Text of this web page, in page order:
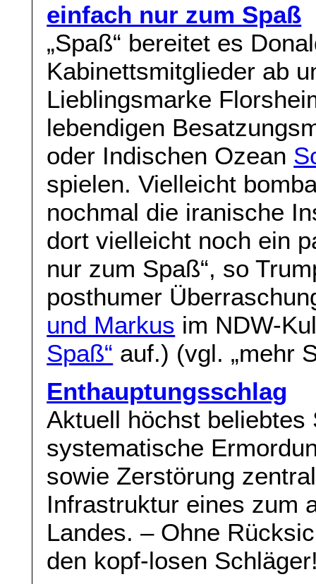
einfach nur zum Spaß
„Spaß“ bereitet es
Kabinettsmitglieder ab
Lieblingsmarke
lebendigen
oder Indischen Ozean
spielen. Vielleicht
nochmal die iranische
dort vielleicht noch ein
nur zum Spaß“, so
posthumer
und Markus im NDW-
Spaß“ auf.) (vgl. „mehr
Enthauptungsschlag
Aktuell höchst beliebtes
systematische
sowie Zerstörung
Infrastruktur eines zum
Landes. – Ohne
den kopf-losen